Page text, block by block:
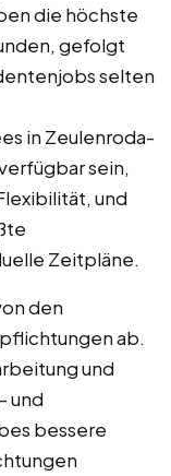
die höchste
gefolgt
selten
in Zeulenroda-
sein,
und
Zeitpläne.
den
ab.
und
und
bessere